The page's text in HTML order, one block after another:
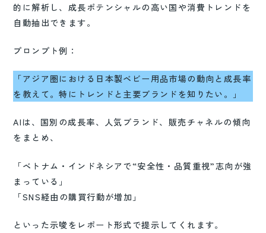
的に解析し、成長ポテンシャルの高い国や消費トレンドを
自動抽出できます。
プロンプト例：
「アジア圏における日本製ベビー用品市場の動向と成長率
を教えて。特にトレンドと主要ブランドを知りたい。」
AIは、国別の成長率、人気ブランド、販売チャネルの傾向
をまとめ、
「ベトナム・インドネシアで“安全性・品質重視”志向が強
まっている」
「SNS経由の購買行動が増加」
といった示唆をレポート形式で提示してくれます。